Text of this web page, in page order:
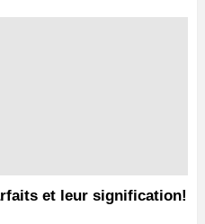
et leur signification!